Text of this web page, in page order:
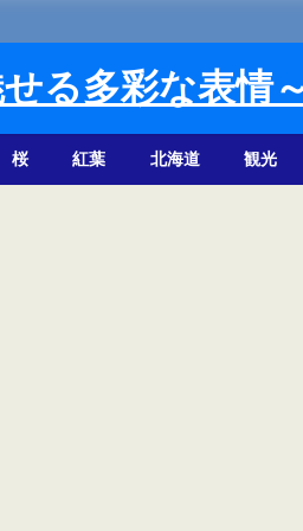
せる多彩な表情
桜 紅葉 北海道 観光